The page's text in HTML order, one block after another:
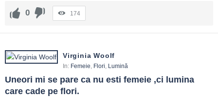
0 174
Virginia Woolf
In: Femeie, Flori, Lumină
Uneori mi se pare ca nu esti femeie ,ci lumina
care cade pe flori.